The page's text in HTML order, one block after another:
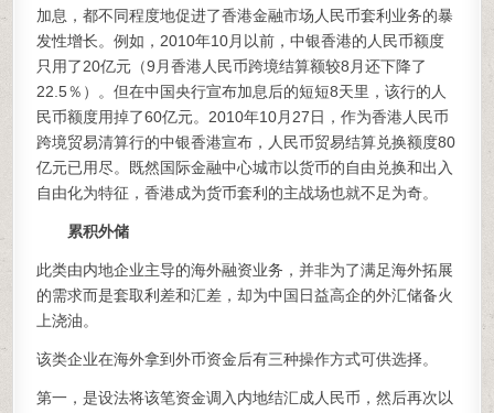
加息，都不同程度地促进了香港金融市场人民币套利业务的暴
发性增长。例如，2010年10月以前，中银香港的人民币额度
只用了20亿元（9月香港人民币跨境结算额较8月还下降了
22.5％）。但在中国央行宣布加息后的短短8天里，该行的人
民币额度用掉了60亿元。2010年10月27日，作为香港人民币
跨境贸易清算行的中银香港宣布，人民币贸易结算兑换额度80
亿元已用尽。既然国际金融中心城市以货币的自由兑换和出入
自由化为特征，香港成为货币套利的主战场也就不足为奇。
累积外储
此类由内地企业主导的海外融资业务，并非为了满足海外拓展
的需求而是套取利差和汇差，却为中国日益高企的外汇储备火
上浇油。
该类企业在海外拿到外币资金后有三种操作方式可供选择。
第一，是设法将该笔资金调入内地结汇成人民币，然后再次以